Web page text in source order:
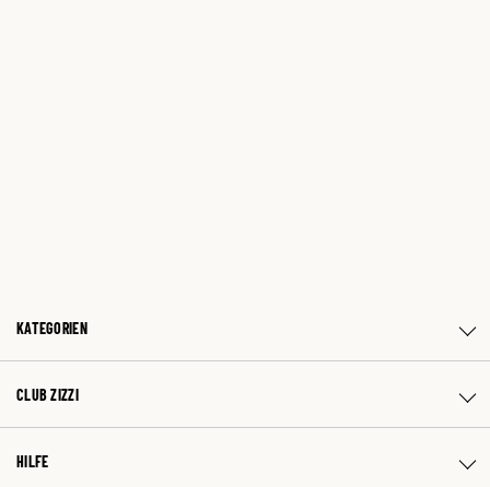
KATEGORIEN
CLUB ZIZZI
HILFE